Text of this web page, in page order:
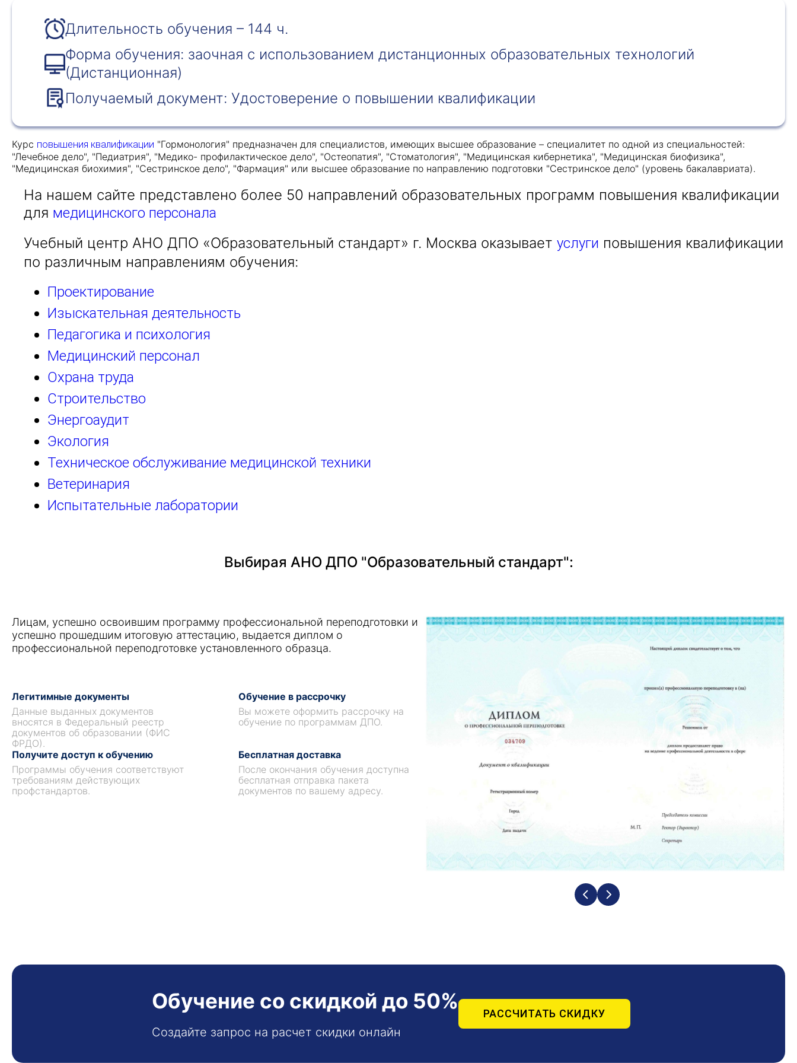
Длительность обучения – 144 ч.
Форма обучения: заочная с использованием дистанционных образовательных технологий
(Дистанционная)
Получаемый документ: Удостоверение о повышении квалификации
Курс повышения квалификации "Гормонология" предназначен для специалистов, имеющих высшее образование – специалитет по одной из специальностей:
"Лечебное дело", "Педиатрия", "Медико- профилактическое дело", "Остеопатия", "Стоматология", "Медицинская кибернетика", "Медицинская биофизика",
"Медицинская биохимия", "Сестринское дело", "Фармация" или высшее образование по направлению подготовки "Сестринское дело" (уровень бакалавриата).
На нашем сайте представлено более 50 направлений образовательных программ повышения квалификации
для медицинского персонала
Учебный центр АНО ДПО «Образовательный стандарт» г. Москва оказывает услуги повышения квалификации
по различным направлениям обучения:
Проектирование
Изыскательная деятельность
Педагогика и психология
Медицинский персонал
Охрана труда
Строительство
Энергоаудит
Экология
Техническое обслуживание медицинской техники
Ветеринария
Испытательные лаборатории
Выбирая АНО ДПО "Образовательный стандарт":
Лицам, успешно освоившим программу профессиональной переподготовки и
успешно прошедшим итоговую аттестацию, выдается диплом о
профессиональной переподготовке установленного образца.
Легитимные документы
Данные выданных документов
вносятся в Федеральный реестр
документов об образовании (ФИС
ФРДО).
Обучение в рассрочку
Вы можете оформить рассрочку на
обучение по программам ДПО.
Получите доступ к обучению
Программы обучения соответствуют
требованиям действующих
профстандартов.
Бесплатная доставка
После окончания обучения доступна
бесплатная отправка пакета
документов по вашему адресу.
Обучение со скидкой до 50%
Создайте запрос на расчет скидки онлайн
РАССЧИТАТЬ СКИДКУ
Приложите документы
Получить консультацию
обработку персональных
данныхиe-mail рассылку
Приложите документы
Получить консультацию
данных иe-mail рассылку
данныхиe-mail рассылку